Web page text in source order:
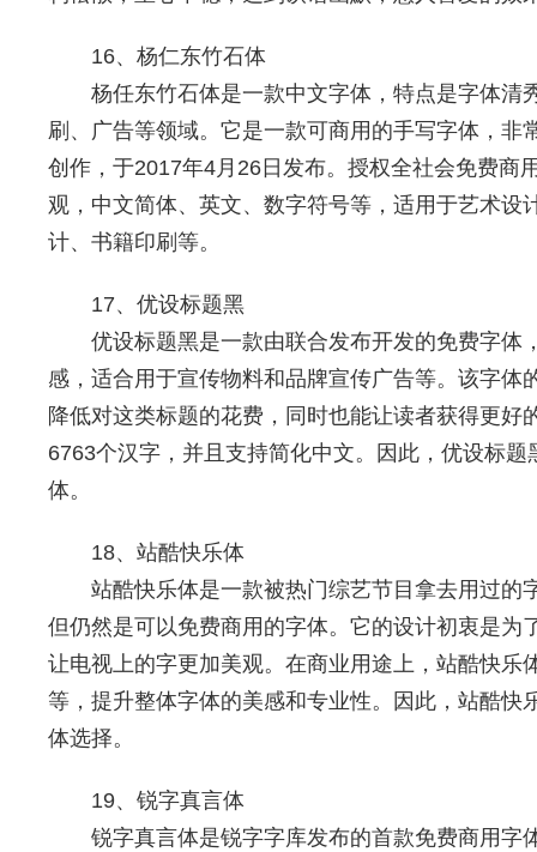
16、杨仁东竹石体
杨任东竹石体是一款中文字体，特点是字体清
刷、广告等领域。它是一款可商用的手写字体，非
创作，于2017年4月26日发布。授权全社会免费商
观，中文简体、英文、数字符号等，适用于艺术设
计、书籍印刷等。
17、优设标题黑
优设标题黑是一款由联合发布开发的免费字体
感，适合用于宣传物料和品牌宣传广告等。该字体
降低对这类标题的花费，同时也能让读者获得更好
6763个汉字，并且支持简化中文。因此，优设标
体。
18、站酷快乐体
站酷快乐体是一款被热门综艺节目拿去用过的
但仍然是可以免费商用的字体。它的设计初衷是为
让电视上的字更加美观。在商业用途上，站酷快乐
等，提升整体字体的美感和专业性。因此，站酷快
体选择。
19、锐字真言体
锐字真言体是锐字字库发布的首款免费商用字